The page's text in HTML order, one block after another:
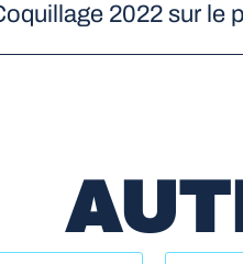
2022 sur le